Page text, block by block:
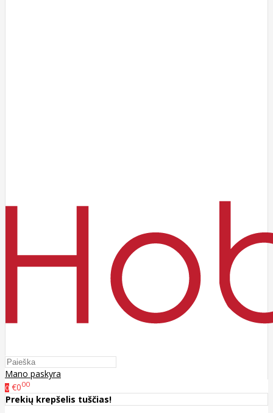
Mano paskyra
0 €000
Prekių krepšelis tuščias!